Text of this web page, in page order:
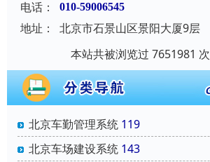
电话： 010-59006545
地址：
北京市石景山区景阳大厦9层
本站共被浏览过 7651981 次
北京车勤管理系统 119
北京车场建设系统 143